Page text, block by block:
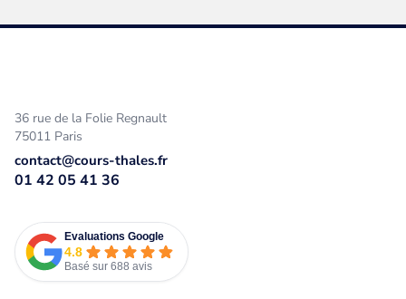
36 rue de la Folie Regnault
75011 Paris
contact@cours-thales.fr
01 42 05 41 36
Evaluations Google
4.8
Basé sur 688 avis